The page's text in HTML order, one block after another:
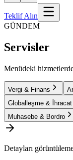
Teklif Alın
GÜNDEM
Servisler
Menüdeki
Vergi & Finans
Globalleşme & İhracat
Muhasebe & Bordro
Detayları